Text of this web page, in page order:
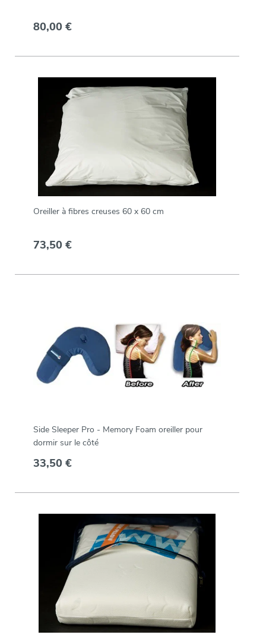
80,00 €
Oreiller à fibres creuses 60 x 60 cm
73,50 €
Side Sleeper Pro - Memory Foam oreiller pour
dormir sur le côté
33,50 €